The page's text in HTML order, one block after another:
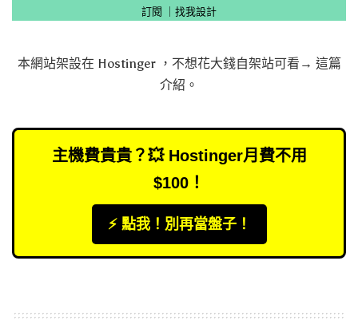
訂閱 找我設計
本網站架設在 Hostinger，不想花大錢自架站可看→ 這篇
介紹 。
主機費貴貴？💥 Hostinger月費不用
$100！
⚡️ 點我！別再當盤子！